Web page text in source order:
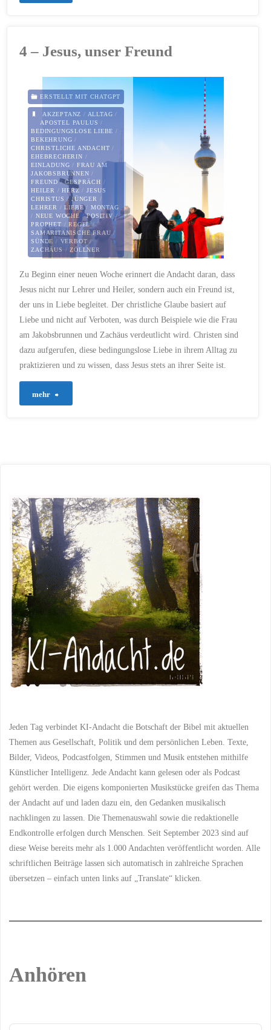
menschliche
Verantwortung"
4 – Jesus, unser Freund
ERSTELLT MIT CHATGPT
AKZEPTANZ / ALLTAG /
APOSTEL PAULUS /
BEDINGUNGSLOSE LIEBE /
BEKEHRUNG /
CHRISTLICHE ANDACHT /
EHEBRECHERIN /
EINLADUNG / FRAU AM
JAKOBSBRUNNEN /
FREUND /GESPRÄCH /
HEILER /HERZ / JESUS
CHRISTUS / JÜNGER /
LEHRER /LIEBE/ MONTAG
/ NEUE WOCHE /POSITIV/
PROPHET /REGEL/
SAMARITANISCHE FRAU/
SÜNDE / VERBOT /
ZACHÄUS /ZÖLLNER
Zu Beginn einer neuen Woche erinnert die Andacht daran, dass
Jesus nicht nur Lehrer und Heiler, sondern auch ein Freund ist,
der uns in Liebe begleitet. Der christliche Glaube basiert auf
Liebe und nicht auf Verboten, was durch Beispiele wie die Frau
am Jakobsbrunnen und Zachäus verdeutlicht wird. Christen sind
dazu aufgerufen, diese bedingungslose Liebe in ihrem Alltag zu
praktizieren und zu wissen, dass Jesus stets an ihrer Seite ist.
mehr
Jeden Tag verbindet KI-Andacht die Botschaft der Bibel mit aktuellen
Themen aus Gesellschaft, Politik und dem persönlichen Leben. Texte,
Bilder, Videos, Podcastfolgen, Stimmen und Musik entstehen mithilfe
Künstlicher Intelligenz. Jede Andacht kann gelesen oder als Podcast
gehört werden. Die eigens komponierten Musikstücke greifen das Thema
der Andacht auf und laden dazu ein, den Gedanken musikalisch
nachklingen zu lassen. Die Themenauswahl sowie die redaktionelle
Endkontrolle erfolgen durch Menschen. Seit September 2023 sind auf
diese Weise bereits mehr als 1.000 Andachten veröffentlicht worden. Alle
schriftlichen Beiträge lassen sich automatisch in zahlreiche Sprachen
übersetzen – einfach unten links auf „Translate“ klicken.
Anhören